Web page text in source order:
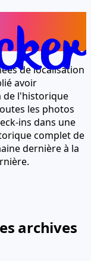
de bord
de localisation
avoir
de l'historique
les photos
ins dans une
complet de
dernière à la
archives